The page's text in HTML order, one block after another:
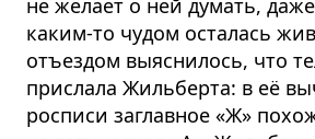
каким-то чудом осталась
отъездом выяснилось, что
прислала Жильберта: в её
росписи заглавное «Ж»